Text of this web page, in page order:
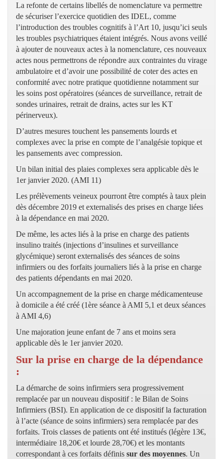
La refonte de certains libellés de nomenclature va permettre
de sécuriser l’exercice quotidien des IDEL, comme
l’introduction des troubles cognitifs à l’Art 10, jusqu’ici seuls
les troubles psychiatriques étaient intégrés. Nous avons veillé
à ajouter de nouveaux actes à la nomenclature, ces nouveaux
actes nous permettrons de répondre aux contraintes du virage
ambulatoire et d’avoir une possibilité de coter des actes en
conformité avec notre pratique quotidienne notamment sur
les soins post opératoires (séances de surveillance, retrait de
sondes urinaires, retrait de drains, actes sur les KT
périnerveux).
D’autres mesures touchent les pansements lourds et
complexes avec la prise en compte de l’analgésie topique et
les pansements avec compression.
Un bilan initial des plaies complexes sera applicable dès le
1er janvier 2020. (AMI 11)
Les prélèvements veineux pourront être comptés à taux plein
dès décembre 2019 et externalisés des prises en charge liées
à la dépendance en mai 2020.
De même, les actes liés à la prise en charge des patients
insulino traités (injections d’insulines et surveillance
glycémique) seront externalisés des séances de soins
infirmiers ou des forfaits journaliers liés à la prise en charge
des patients dépendants en mai 2020.
Un accompagnement de la prise en charge médicamenteuse
à domicile a été créé (1ère séance à AMI 5,1 et deux séances
à AMI 4,6)
Une majoration jeune enfant de 7 ans et moins sera
applicable dès le 1er janvier 2020.
Sur la prise en charge de la dépendance
:
La démarche de soins infirmiers sera progressivement
remplacée par un nouveau dispositif : le Bilan de Soins
Infirmiers (BSI). En application de ce dispositif la facturation
à l’acte (séance de soins infirmiers) sera remplacée par des
forfaits. Trois classes de patients ont été institués (légère 13€,
intermédiaire 18,20€ et lourde 28,70€) et les montants
correspondant à ces forfaits définis sur des moyennes. Un